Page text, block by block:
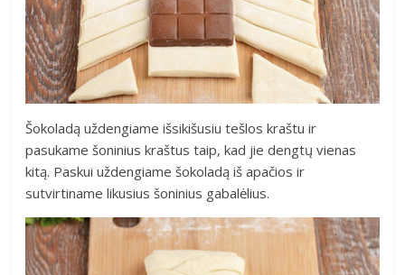
Šokoladą uždengiame išsikišusiu tešlos kraštu ir
pasukame šoninius kraštus taip, kad jie dengtų vienas
kitą. Paskui uždengiame šokoladą iš apačios ir
sutvirtiname likusius šoninius gabalėlius.